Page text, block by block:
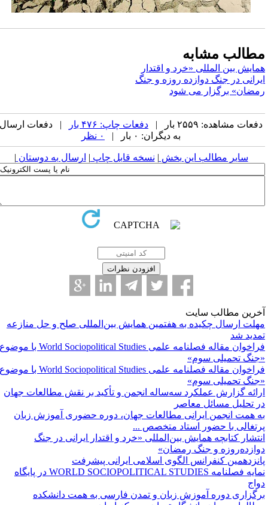
مشابه
بین المللی «خرد و اقتدار
در جنگ دوازده روزه و جنگ
برگزار می شود
دفعات مشاهده: ۲۵۵۹ بار | دفعات چاپ: ۴۷۶ بار
| دفعات ارسال
به دیگران: ۰ بار |
سایر مطالب این بخش | نسخه قابل چاپ| ارسال به دوستان|
مطالب سایت
ارسال چکیده به هفتمین همایش بین‌المللی صلح و حل منازعه
شد
فراخوان مقاله فصلنامه علمی World Sociopolitical Studies با موضوع
تحمیلی سوم»
فراخوان مقاله فصلنامه علمی World Sociopolitical Studies با موضوع
تحمیلی سوم»
گزارش عملکرد سه‌ساله انجمن و تأکید بر نقش مطالعات جهان
تحلیل مسائل معاصر
همت انجمن ایرانی مطالعات جهان، دوره حضوری آموزش زبان
با حضور استاد متخصص ...
کتابچه همایش بین‌المللی «خرد و اقتدار ایرانی در جنگ
و جنگ رمضان»
کنفرانس الگوی اسلامی ایرانی پیشرفت
نمایه فصلنامه WORLD SOCIOPOLITICAL STUDIES ‌در پایگاه
دوره آموزش زبان و تمدن فارسی به همت دانشکده